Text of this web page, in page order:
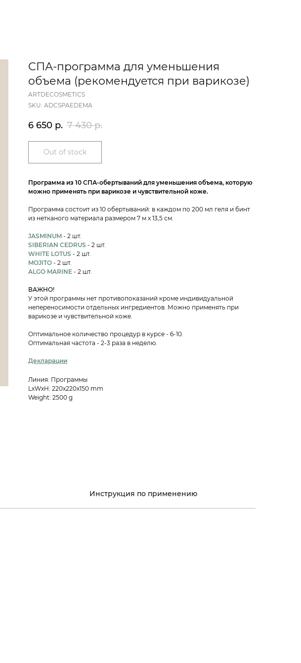
СПА-программа для уменьшения
объема (рекомендуется при варикозе)
ARTDECOSMETICS
SKU: ADCSPAEDEMA
6 650 р. 7 430 р.
Out of stock
Программа из 10 СПА-обертываний для уменьшения объема, которую
можно применять при варикозе и чувствительной коже.
Программа состоит из 10 обертываний: в каждом по 200 мл геля и бинт
из нетканого материала размером 7 м х 13,5 см.
JASMINUM - 2 шт.
SIBERIAN CEDRUS - 2 шт.
WHITE LOTUS - 2 шт.
MOJITO - 2 шт.
ALGO MARINE - 2 шт.
ВАЖНО!
У этой программы нет противопоказаний кроме индивидуальной
непереносимости отдельных ингредиентов. Можно применять при
варикозе и чувствительной коже.
Оптимальное количество процедур в курсе - 6-10.
Оптимальная частота - 2-3 раза в неделю.
Декларации
Линия: Программы
LxWxH: 220x220x150 mm
Weight: 2500 g
Инструкция по применению